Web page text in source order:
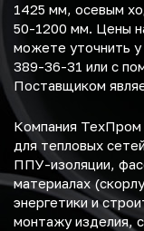
1425 мм, осевым
50-1200 мм. Цены
можете уточнить
389-36-31 или с
Поставщиком
Компания
для тепловых
ППУ-изоляции,
материалах
энергетики и
монтажу изделия,